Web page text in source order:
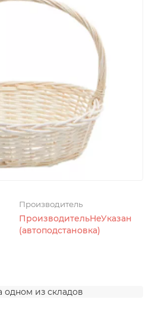
Производитель
ПроизводительНеУказан
(автоподстановка)
одном из складов